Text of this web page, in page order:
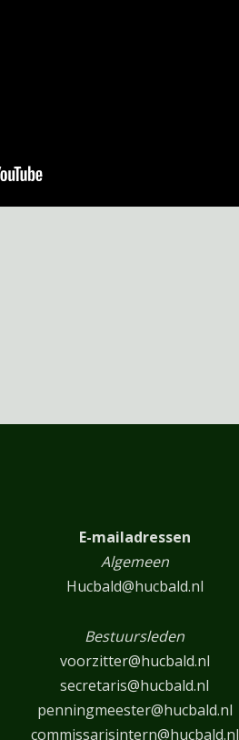
E-mailadressen
Algemeen
Hucbald@hucbald.nl
Bestuursleden
voorzitter@hucbald.nl
secretaris@hucbald.nl
penningmeester@hucbald.nl
commissarisintern@hucbald.nl